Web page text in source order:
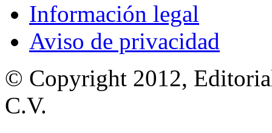
Información legal
Aviso de privacidad
© Copyright 2012,
C.V.